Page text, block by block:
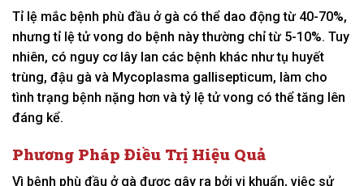
Tỉ lệ mắc bệnh phù đầu ở gà có thể dao động từ 40-70%,
nhưng tỉ lệ tử vong do bệnh này thường chỉ từ 5-10%. Tuy
nhiên, có nguy cơ lây lan các bệnh khác như tụ huyết
trùng, đậu gà và Mycoplasma gallisepticum, làm cho
tình trạng bệnh nặng hơn và tỷ lệ tử vong có thể tăng lên
đáng kể.
Phương Pháp Điều Trị Hiệu Quả
Vì bệnh phù đầu ở gà được gây ra bởi vi khuẩn, việc sử